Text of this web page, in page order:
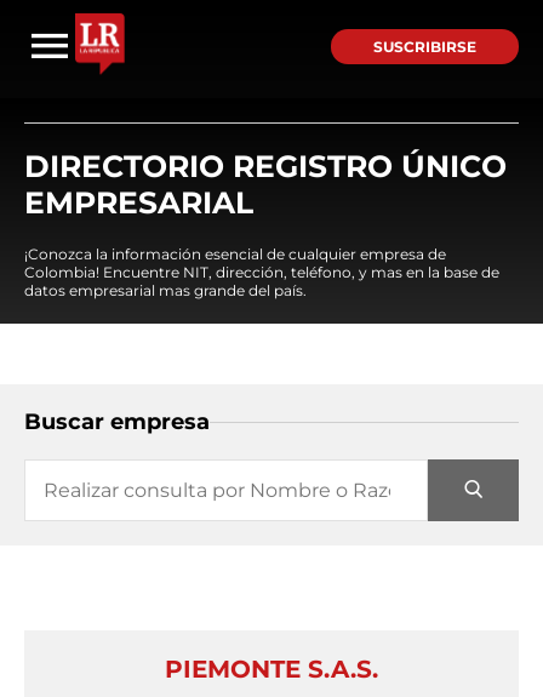
SUSCRIBIRSE
DIRECTORIO REGISTRO ÚNICO
EMPRESARIAL
¡Conozca la información esencial de cualquier empresa de
Colombia! Encuentre NIT, dirección, teléfono, y mas en la base de
datos empresarial mas grande del país.
Buscar empresa
PIEMONTE S.A.S.